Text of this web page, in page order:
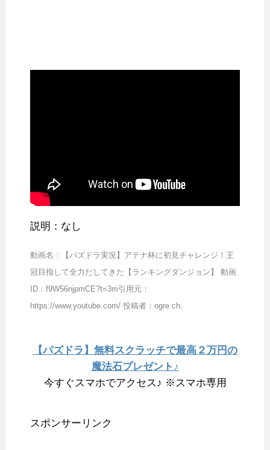
説明：なし
動画名：【パズドラ実況】アテナ杯に初見チャレンジ！王
冠目指して全力だしてきた【ランキングダンジョン】 動画
ID：f9W56njpmCE?t=3m引用元：
https://www.youtube.com/ 投稿者：ogre ch.
【パズドラ】無料スクラッチで最高２万円の
魔法石プレゼント♪
今すぐスマホでアクセス♪ ※スマホ専用
スポンサーリンク